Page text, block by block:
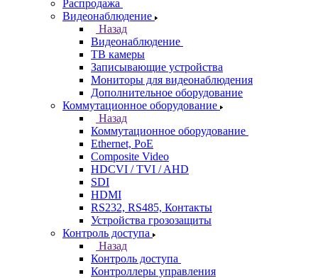
Распродажа
Видеонаблюдение
Назад
Видеонаблюдение
ТВ камеры
Записывающие устройства
Мониторы для видеонаблюдения
Дополнительное оборудование
Коммутационное оборудование
Назад
Коммутационное оборудование
Ethernet, PoE
Composite Video
HDCVI / TVI / AHD
SDI
HDMI
RS232, RS485, Контакты
Устройства грозозащиты
Контроль доступа
Назад
Контроль доступа
Контроллеры управления